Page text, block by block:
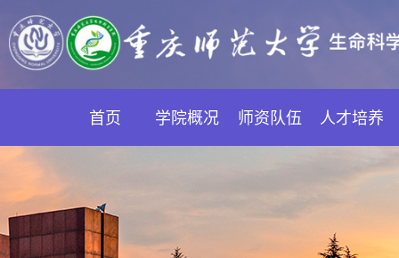
首页 学院概况 师资队伍 人才培养